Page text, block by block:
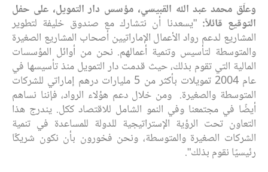
وعلّق محمد عبد الله القبيسي، مؤسس دار التمويل، على حفل
التوقيع قائلاً: "يسعدنا أن نتشارك مع صندوق خليفة لتطوير
المشاريع لدعم رواد الأعمال الإماراتيين أصحاب المشاريع الصغيرة
والمتوسطة لتأسيس وتنمية أعمالهم. نحن من أوائل المؤسسات
المالية التي تقوم بذلك، حيث قدمت دار التمويل منذ تأسيسها في
عام 2004 تمويلات بأكثر من 5 مليارات درهم إماراتي للشركات
المتوسطة والصغيرة. ومن خلال دعم هؤلاء الرواد، فإننا نساهم
أيضًا في مجتمعنا وفي النمو الشامل للاقتصاد ككل. يندرج هذا
التعاون تحت الرؤية الإستراتيجية للدولة للمساعدة في تنمية
الشركات الصغيرة والمتوسطة، ونحن فخورون بأن نكون شريكًا
رئيسيًا نقوم بذلك".